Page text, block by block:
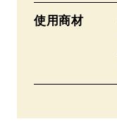
使用商材